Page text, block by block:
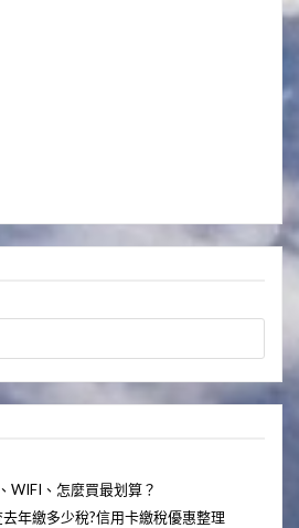
WIFI、怎麼買最划算？
年繳多少稅?信用卡繳稅優惠整理